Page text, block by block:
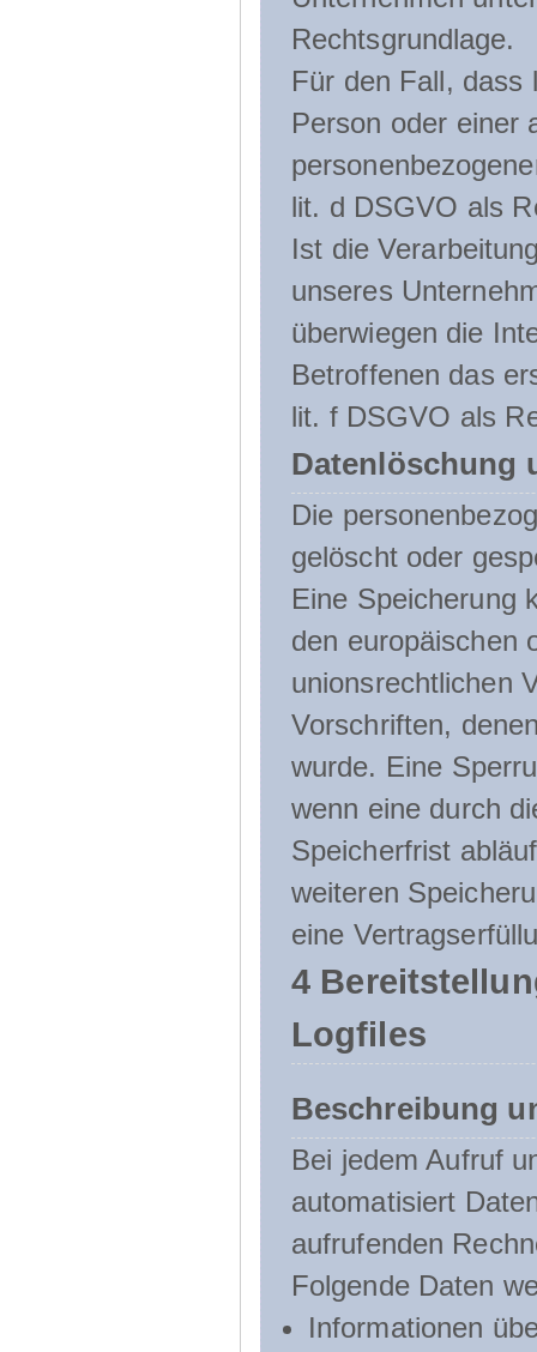
Rechtsgrundlage.
Für den Fall, dass
Person oder einer
lit. d DSGVO als
Ist die
unseres
überwiegen die
Betroffenen das
lit. f DSGVO als
Datenlöschung
Die
gelöscht oder
Eine Speicherung
den europäischen
unionsrechtlichen
Vorschriften,
wurde. Eine
wenn eine durch
Speicherfrist
weiteren
eine
4
Logfiles
Beschreibung
Bei jedem Aufruf
automatisiert
aufrufenden
Folgende Daten
Informationen